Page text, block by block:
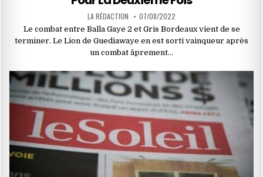
LA RÉDACTION 07/08/2022
Le combat entre Balla Gaye 2 et Gris Bordeaux vient de se
terminer. Le Lion de Guediawaye en est sorti vainqueur après
un combat âprement…